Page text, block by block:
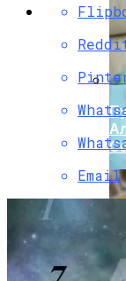
Email